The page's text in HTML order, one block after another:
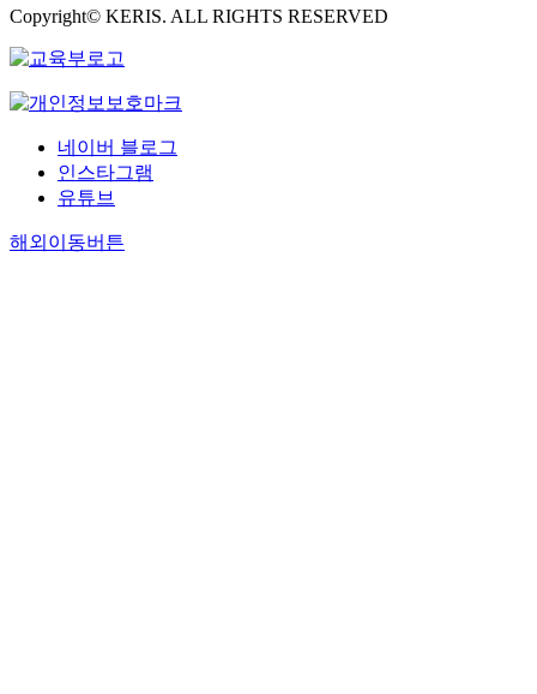
Copyright© KERIS. ALL RIGHTS RESERVED
네이버 블로그
인스타그램
유튜브
해외이동버튼